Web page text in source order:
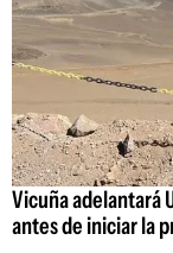
Vicuña adelantará
antes de iniciar la